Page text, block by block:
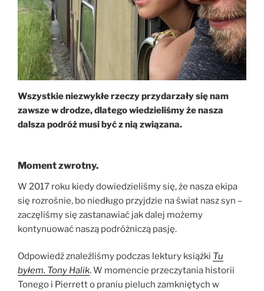
Wszystkie niezwykłe rzeczy przydarzały się nam
zawsze w drodze, dlatego wiedzieliśmy że nasza
dalsza podróż musi być z nią związana.
Moment zwrotny.
W 2017 roku kiedy dowiedzieliśmy się, że nasza ekipa
się rozrośnie, bo niedługo przyjdzie na świat nasz syn –
zaczęliśmy się zastanawiać jak dalej możemy
kontynuować naszą podróżniczą pasję.
Odpowiedź znaleźliśmy podczas lektury książki Tu
byłem. Tony Halik. W momencie przeczytania historii
Tonego i Pierrett o praniu pieluch zamkniętych w